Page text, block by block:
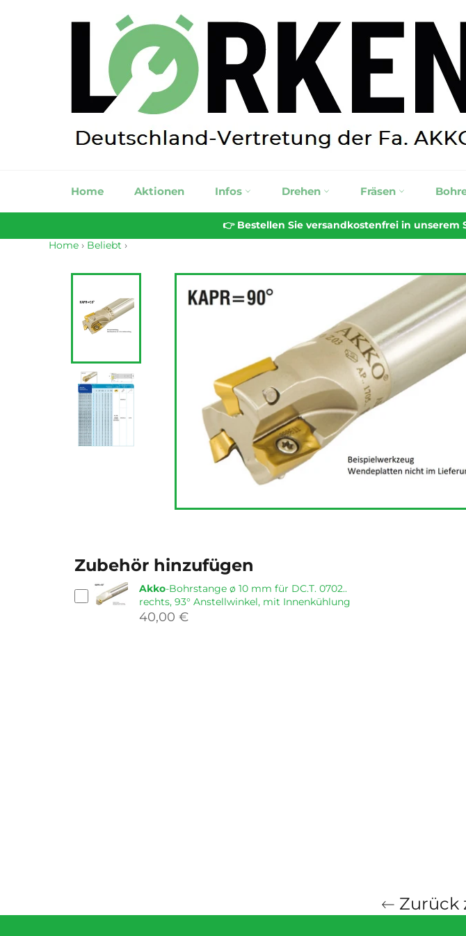
Home Aktionen Infos Drehen Fräsen
👉 Bestellen Sie versandkostenfrei in unserem
Home › Beliebt ›
Zubehör hinzufügen
Akko-Bohrstange ø 10 mm für DC.T. 0702..
rechts, 93° Anstellwinkel, mit Innenkühlung
40,00 €
Zurück